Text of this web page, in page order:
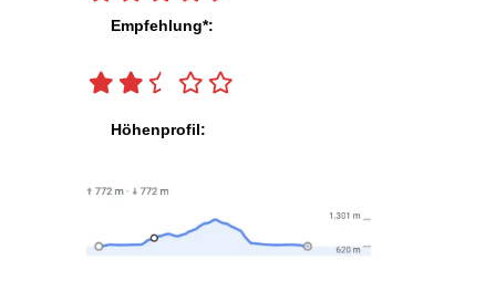
Empfehlung*:
Höhenprofil: